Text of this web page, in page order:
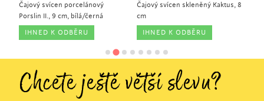
Čajový svícen porcelánový
Porslin II., 9 cm, bílá/černá
IHNED K ODBĚRU
Čajový svícen skleněný Kaktus, 8
cm
IHNED K ODBĚRU
Chcete ještě větší slevu?